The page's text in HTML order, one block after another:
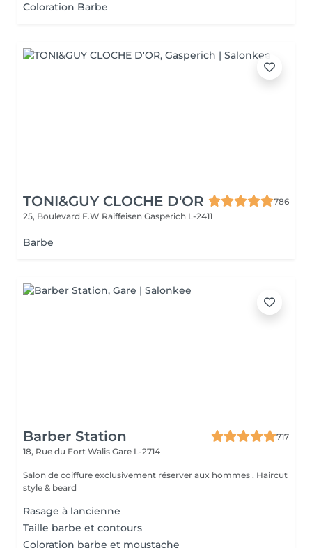
Coloration Barbe
TONI&GUY CLOCHE D'OR
786
25, Boulevard F.W Raiffeisen Gasperich L-2411
Barbe
Barber Station
717
18, Rue du Fort Walis Gare L-2714
Salon de coiffure exclusivement réserver aux hommes . Haircut
style & beard
Rasage à lancienne
Taille barbe et contours
Coloration barbe et moustache